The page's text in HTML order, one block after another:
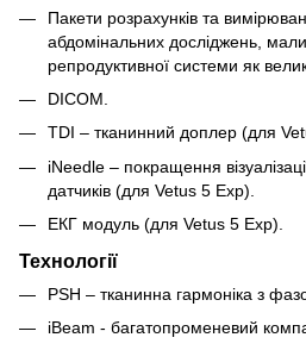
Пакети розрахунків та
абдомінальних досліджень, малих
репродуктивної системи як
DICOM.
TDI – тканинний доплер (для
iNeedle – покращення
датчиків (для Vetus 5 Exp).
ЕКГ модуль (для Vetus 5 Exp).
Технології
PSH – тканинна гармоніка з
iBeam - багатопроменевий